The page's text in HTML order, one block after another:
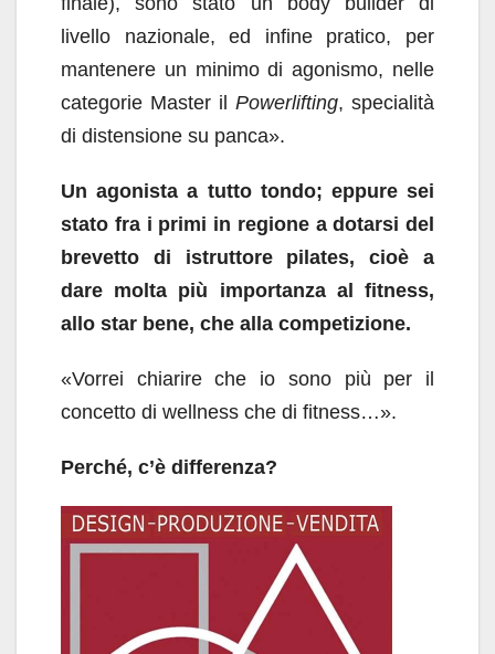
livello nazionale, ed infine pratico, per
mantenere un minimo di agonismo, nelle
categorie Master il Powerlifting, specialità
di distensione su panca».
Un agonista a tutto tondo; eppure sei
stato fra i primi in regione a dotarsi del
brevetto di istruttore pilates, cioè a
dare molta più importanza al fitness,
allo star bene, che alla competizione.
«Vorrei chiarire che io sono più per il
concetto di wellness che di fitness…».
Perché, c’è differenza?